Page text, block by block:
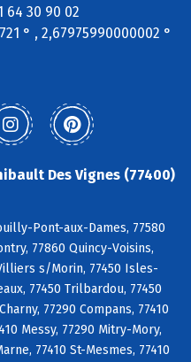
64 30 90 02
° , 2,67975990000002 °
Des Vignes (77400)
Pont-aux-Dames, 77580
77860 Quincy-Voisins,
s/Morin, 77450 Isles-
77450 Trilbardou, 77450
77290 Compans, 77410
Messy, 77290 Mitry-Mory,
77410 St-Mesmes, 77410